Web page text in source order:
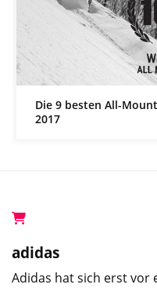
Die 9 besten All-
2017
adidas
Adidas hat sich erst vor